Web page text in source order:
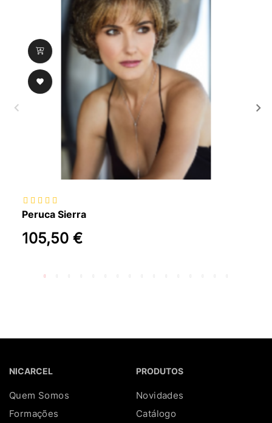

Peruca Sierra
105,50 €
NICARCEL
Quem Somos
Formações
PRODUTOS
Novidades
Catálogo